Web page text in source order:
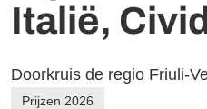
Italië,
Doorkruis de regio Friuli-
Prijzen 2026